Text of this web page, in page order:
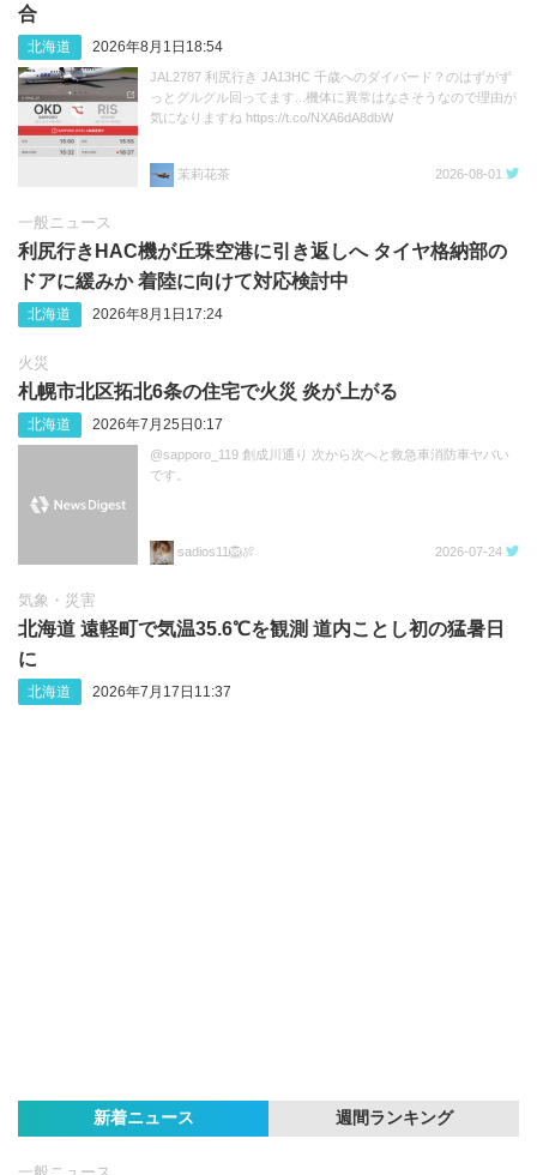
合
北海道 2026年8月1日18:54
JAL2787 利尻行き JA13HC 千歳へのダイバード？のはずがず
っとグルグル回ってます...機体に異常はなさそうなので理由が
気になりますね https://t.co/NXA6dA8dbW
茉莉花茶 2026-08-01
一般ニュース
利尻行きHAC機が丘珠空港に引き返しへ タイヤ格納部の
ドアに緩みか 着陸に向けて対応検討中
北海道 2026年8月1日17:24
火災
札幌市北区拓北6条の住宅で火災 炎が上がる
北海道 2026年7月25日0:17
@sapporo_119 創成川通り 次から次へと救急車消防車ヤバい
です。
sadios11🦁🍖 2026-07-24
気象・災害
北海道 遠軽町で気温35.6℃を観測 道内ことし初の猛暑日
に
北海道 2026年7月17日11:37
新着ニュース 週間ランキング